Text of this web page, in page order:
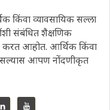
किंवा व्यावसायिक सल्ला
संबंधित शैक्षणिक
करत आहोत. आर्थिक किंवा
आपण नोंदणीकृत